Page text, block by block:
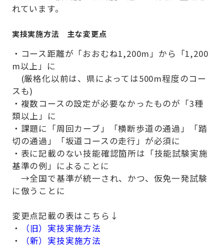
れています。
実技実施方法 主な変更点
・コース距離が「おおむね1,200m」から「1,200
m以上」に
(厳格化以前は、県によっては500m程度のコー
スも)
・複数コースの設定が必要なかったものが「3種
類以上」に
・課題に「周回カーブ」「横断歩道の通過」「踏
切の通過」「坂道コースの走行」が必須に
・表に記載のない技能確認箇所は「技能試験実施
基準の例」によることに
→全国で基準が統一され、かつ、仮免一発試験
に倣うことに
変更点記載の表はこちら↓
・
（旧）実技実施方法
・
（新）実技実施方法